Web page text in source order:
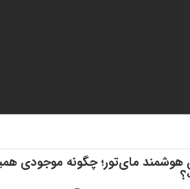
هوشمند مای‌تور؛ چگونه موجودی